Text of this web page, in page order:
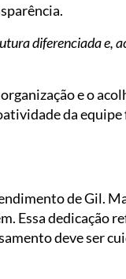
diferenciada e,
e o
da
de Gil.
Essa dedicação
deve ser